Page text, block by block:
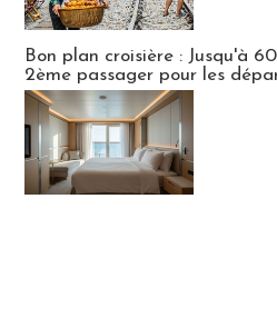
Bon plan croisière : Jusqu'à
2ème passager pour les